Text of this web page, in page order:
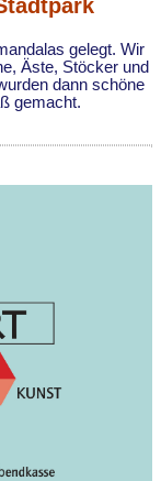
gelegt. Wir
Äste, Stöcker und
dann schöne
gemacht.